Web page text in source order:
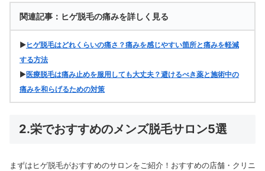
関連記事：ヒゲ脱毛の痛みを詳しく見る
▶ヒゲ脱毛はどれくらいの痛さ？痛みを感じやすい箇所と痛みを軽減
する方法
▶医療脱毛は痛み止めを服用しても大丈夫？避けるべき薬と施術中の
痛みを和らげるための対策
2.栄でおすすめのメンズ脱毛サロン5選
まずはヒゲ脱毛がおすすめのサロンをご紹介！おすすめの店舗・クリニ